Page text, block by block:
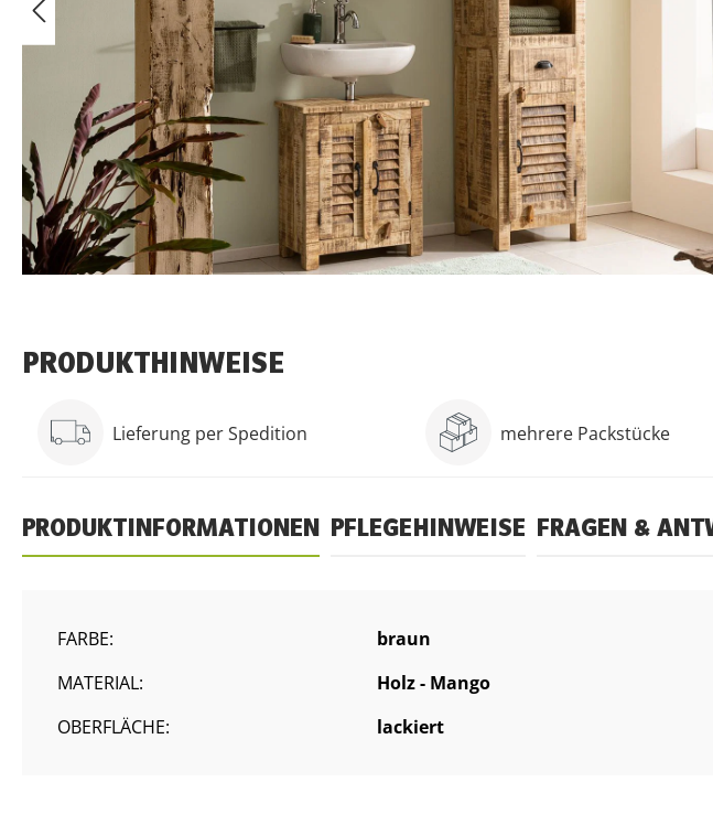
PRODUKTHINWEISE
Lieferung per Spedition mehrere Packstücke
PRODUKTINFORMATIONEN PFLEGEHINWEISE FRAGEN &
FARBE:
braun
MATERIAL:
Holz - Mango
OBERFLÄCHE:
lackiert